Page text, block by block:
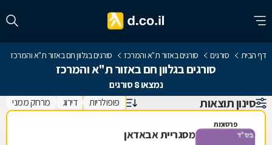
דף הבית סורגים סורגים באזור ת"א והמרכז סורגים בגלוון חם באזור ת"א והמרכז
סורגים בגלוון חם באזור ת"א והמרכז
נמצאו 8 סורגים
סינון תוצאות פופולריות דירוג מרחק ממני
פרסומת
מסגריית אבאדאן